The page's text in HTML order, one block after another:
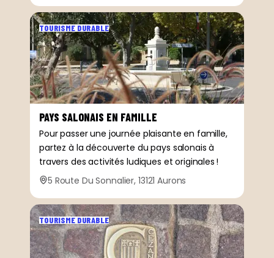
PAYS SALONAIS EN FAMILLE
TOURISME DURABLE
Pour passer une journée plaisante en famille,
partez à la découverte du pays salonais à
travers des activités ludiques et originales !
5 Route Du Sonnalier, 13121 Aurons
TOURISME DURABLE